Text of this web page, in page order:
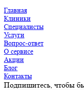
Главная
Клиники
Специалисты
Услуги
Вопрос-ответ
О сервисе
Акции
Блог
Контакты
Подпишитесь, чтобы